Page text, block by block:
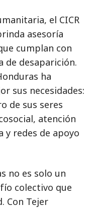
el CICR
asesoría
cumplan con
de desaparición.
ha
sus necesidades:
de sus seres
atención
y redes de apoyo
no es solo un
colectivo que
Con Tejer